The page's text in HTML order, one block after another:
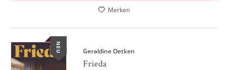
Merken
NEU Geraldine Oetken
Frieda